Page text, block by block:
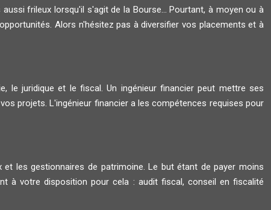
frileux lorsqu'il s'agit de la Bourse... Pourtant, à moyen ou à
Alors n'hésitez pas à diversifier vos placements et à
le juridique et le fiscal. Un ingénieur financier peut mettre ses
projets. L'ingénieur financier a les compétences requises pour
les gestionnaires de patrimoine. Le but étant de payer moins
à votre disposition pour cela : audit fiscal, conseil en fiscalité